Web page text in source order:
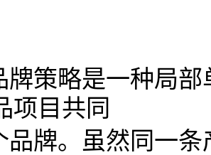
牌策略是一种局
项目共同
品牌。虽然同一